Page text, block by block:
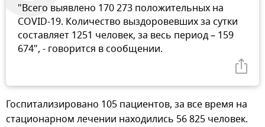
"Всего выявлено 170 273 положительных на
COVID-19. Количество выздоровевших за сутки
составляет 1251 человек, за весь период – 159
674", - говорится в сообщении.
Госпитализировано 105 пациентов, за все время на
стационарном лечении находились 56 825 человек.